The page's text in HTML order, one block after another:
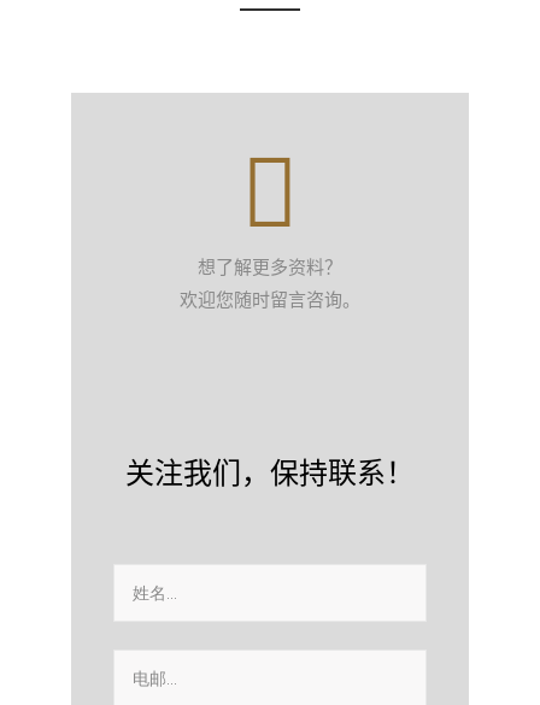
想了解更多资料？
欢迎您随时留言咨询。
关注我们，保持联系！